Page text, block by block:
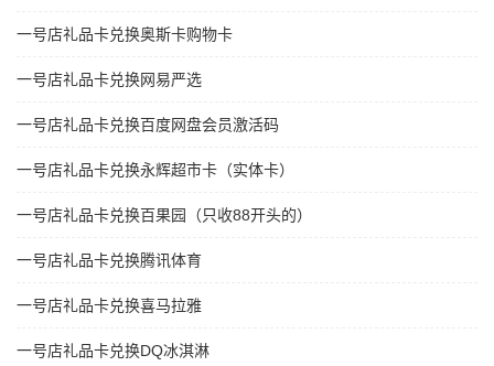
一号店礼品卡兑换奥斯卡购物卡
一号店礼品卡兑换网易严选
一号店礼品卡兑换百度网盘会员激活码
一号店礼品卡兑换永辉超市卡（实体卡）
一号店礼品卡兑换百果园（只收88开头的）
一号店礼品卡兑换腾讯体育
一号店礼品卡兑换喜马拉雅
一号店礼品卡兑换DQ冰淇淋